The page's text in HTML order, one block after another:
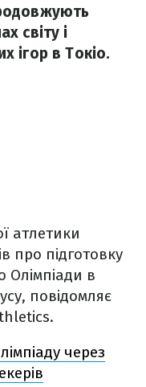
світу і
ігор в Токіо.
атлетики
про підготовку
Олімпіади в
повідомляє
через